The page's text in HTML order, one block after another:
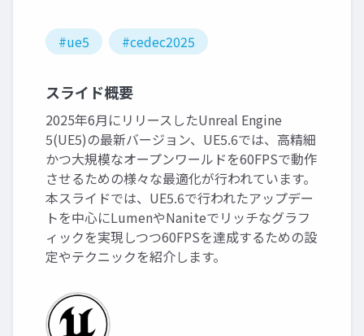
#ue5 #cedec2025
スライド概要
2025年6月にリリースしたUnreal Engine
5(UE5)の最新バージョン、UE5.6では、高精細
かつ大規模なオープンワールドを60FPSで動作
させるための様々な最適化が行われています。
本スライドでは、UE5.6で行われたアップデー
トを中心にLumenやNaniteでリッチなグラフ
ィックを実現しつつ60FPSを達成するための設
定やテクニックを紹介します。